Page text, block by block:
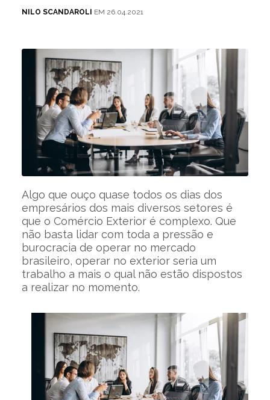
NILO SCANDAROLI EM 26.04.2021
Algo que ouço quase todos os dias dos
empresários dos mais diversos setores é
que o Comércio Exterior é complexo. Que
não basta lidar com toda a pressão e
burocracia de operar no mercado
brasileiro, operar no exterior seria um
trabalho a mais o qual não estão dispostos
a realizar no momento.